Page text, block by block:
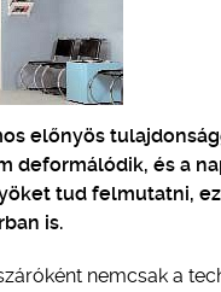
előnyös
deformálódik, és a
tud felmutatni,
is.
nemcsak a